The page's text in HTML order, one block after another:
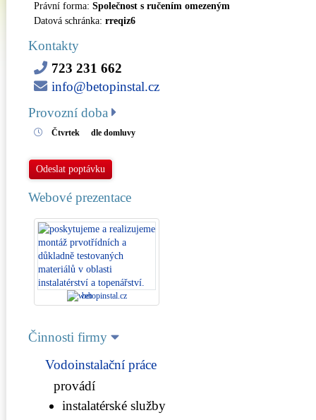
Právní forma: Společnost s ručením omezeným
Datová schránka: rreqiz6
Kontakty
723 231 662
info@betopinstal.cz
Provozní doba
Čtvrtek dle domluvy
Odeslat poptávku
Webové prezentace
betopinstal.cz
Činnosti firmy
Vodoinstalační práce
provádí
instalatérské služby